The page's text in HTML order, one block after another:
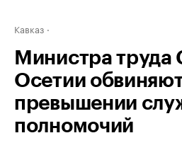
Кавказ
Министра труда
Осетии
превышении
полномочий